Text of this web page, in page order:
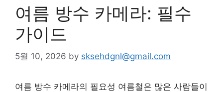
여름 방수 카메라: 필수
가이드
5월 10, 2026 by sksehdgnl@gmail.com
여름 방수 카메라의 필요성 여름철은 많은 사람들이